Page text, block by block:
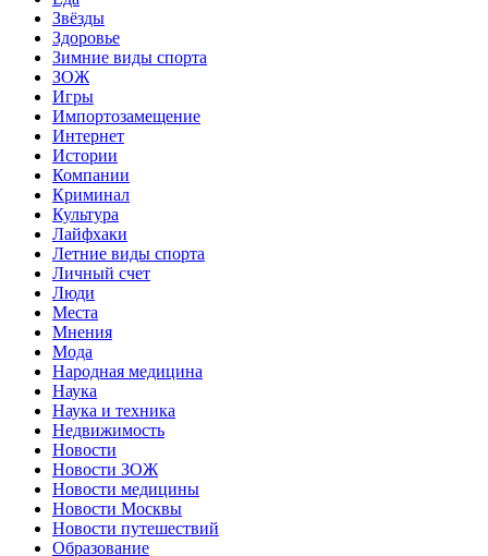
Звёзды
Здоровье
Зимние виды спорта
ЗОЖ
Игры
Импортозамещение
Интернет
Истории
Компании
Криминал
Культура
Лайфхаки
Летние виды спорта
Личный счет
Люди
Места
Мнения
Мода
Народная медицина
Наука
Наука и техника
Недвижимость
Новости
Новости ЗОЖ
Новости медицины
Новости Москвы
Новости путешествий
Образование